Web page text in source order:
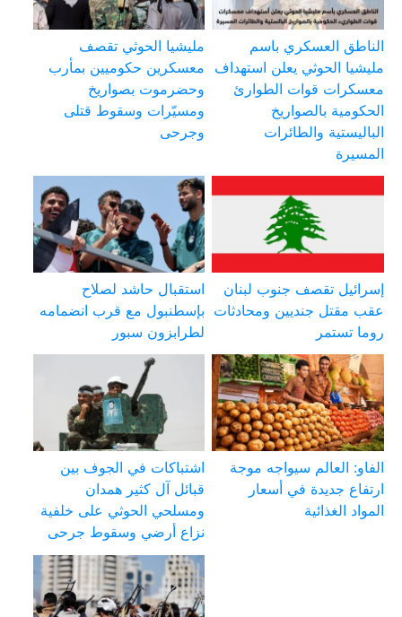
الناطق العسكري باسم
مليشيا الحوثي يعلن استهداف
معسكرات قوات الطوارئ
الحكومية بالصواريخ
الباليستية والطائرات
المسيرة
مليشيا الحوثي تقصف
معسكرين حكوميين بمأرب
وحضرموت بصواريخ
ومسيّرات وسقوط قتلى
وجرحى
إسرائيل تقصف جنوب لبنان
عقب مقتل جنديين ومحادثات
روما تستمر
استقبال حاشد لصلاح
بإسطنبول مع قرب انضمامه
لطرابزون سبور
الفاو: العالم سيواجه موجة
ارتفاع جديدة في أسعار
المواد الغذائية
اشتباكات في الجوف بين
قبائل آل كثير همدان
ومسلحي الحوثي على خلفية
نزاع أرضي وسقوط جرحى